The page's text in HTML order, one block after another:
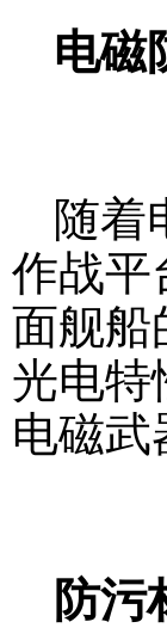
电磁
随着
作战平
面舰船
光电特
电磁武
防污